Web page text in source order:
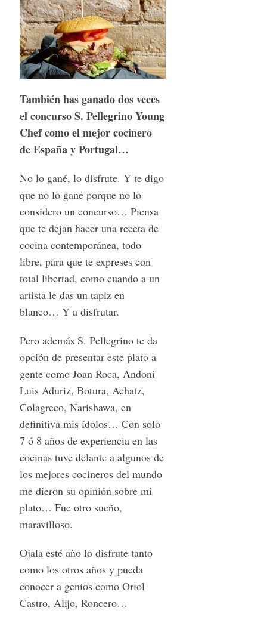
También has ganado dos veces
el concurso S. Pellegrino Young
Chef como el mejor cocinero
de España y Portugal…
No lo gané, lo disfrute. Y te digo
que no lo gane porque no lo
considero un concurso… Piensa
que te dejan hacer una receta de
cocina contemporánea, todo
libre, para que te expreses con
total libertad, como cuando a un
artista le das un tapiz en
blanco… Y a disfrutar.
Pero además S. Pellegrino te da
opción de presentar este plato a
gente como Joan Roca, Andoni
Luis Aduriz, Botura, Achatz,
Colagreco, Narishawa, en
definitiva mis ídolos… Con solo
7 ó 8 años de experiencia en las
cocinas tuve delante a algunos de
los mejores cocineros del mundo
me dieron su opinión sobre mi
plato… Fue otro sueño,
maravilloso.
Ojala esté año lo disfrute tanto
como los otros años y pueda
conocer a genios como Oriol
Castro, Alijo, Roncero…